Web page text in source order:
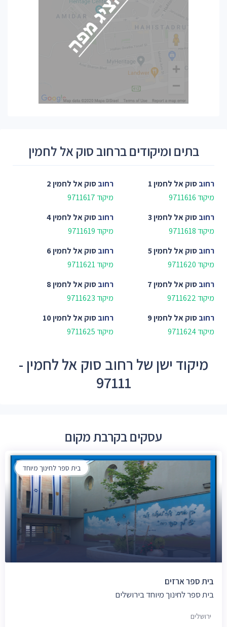
בתים ומיקודים ברחוב סוק אל לחמין
רחובסוק אל לחמין 1
מיקוד 9711616
רחובסוק אל לחמין 2
מיקוד 9711617
רחובסוק אל לחמין 3
מיקוד 9711618
רחובסוק אל לחמין 4
מיקוד 9711619
רחובסוק אל לחמין 5
מיקוד 9711620
רחובסוק אל לחמין 6
מיקוד 9711621
רחובסוק אל לחמין 7
מיקוד 9711622
רחובסוק אל לחמין 8
מיקוד 9711623
רחובסוק אל לחמין 9
מיקוד 9711624
רחובסוק אל לחמין 10
מיקוד 9711625
מיקוד ישן של רחוב סוק אל לחמין -
97111
עסקים בקרבת מקום
בית ספר לחינוך מיוחד
בית ספר ארזים
בית ספר לחינוך מיוחד בירושלים
ירושלים